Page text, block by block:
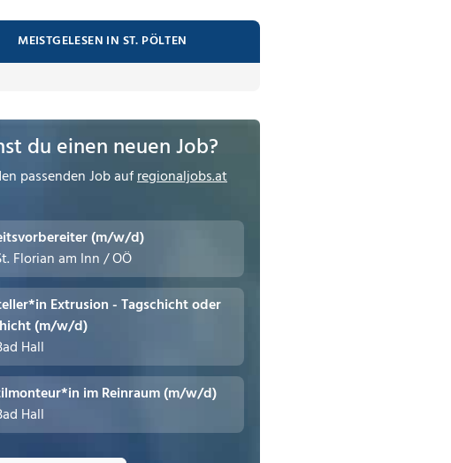
MEISTGELESEN IN ST. PÖLTEN
du einen neuen Job?
passenden Job aufregionaljobs.at
(m/w/d)
Florian am Inn / OÖ
Extrusion - Tagschicht oder
(m/w/d)
Hall
im Reinraum (m/w/d)
Hall